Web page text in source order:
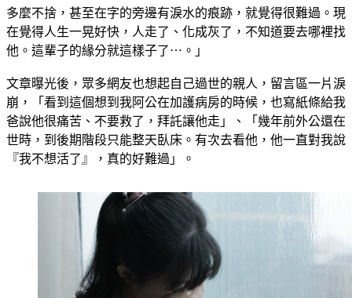
多麼不捨，甚至在字的旁邊有淚水的痕跡，就覺得很難過。現
在覺得人生一晃好快，人走了、化成灰了，不知道要去哪裡找
他。這輩子的緣分就這樣子了⋯。」
文章曝光後，眾多網友也想起自己過世的親人，留言區一片淚
崩，「看到這個想到我阿公在加護病房的時候，也寫紙條給我
爸說他很痛苦、不要救了，拜託讓他走」、「幾年前外公還在
世時，到後期階段只能整天臥床。有次去看他，他一直對我說
『我不想活了』，真的好難過」。